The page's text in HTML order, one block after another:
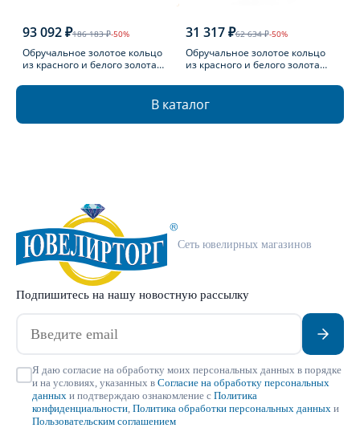
93 092 ₽186 183 ₽-50%
Обручальное золотое кольцо
из красного и белого золота
31 317 ₽62 634 ₽-50%
Обручальное золотое кольцо
из красного и белого золота
В каталог
Сеть ювелирных магазинов
Подпишитесь на нашу новостную рассылку
Я даю согласие на обработку моих персональных данных в порядке
и на условиях, указанных в Согласие на обработку персональных
данных и подтверждаю ознакомление с Политика
конфиденциальности Политика обработки персональных данных и
Пользовательским соглашением